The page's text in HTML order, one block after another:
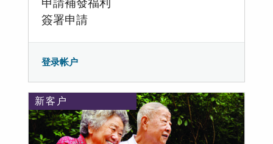
申請補發福利
簽署申請
登录帐户
新客户